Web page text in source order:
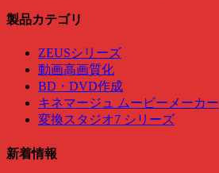
製品カテゴリ
ZEUSシリーズ
動画高画質化
BD・DVD作成
キネマージュ ムービーメーカー
変換スタジオ7 シリーズ
新着情報